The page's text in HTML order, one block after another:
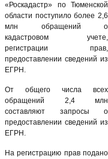
«Роскадастр» по Тюменской
области поступило более 2,6
млн обращений о
кадастровом учете,
регистрации прав,
предоставлении сведений из
ЕГРН.
От общего числа всех
обращений 2,4 млн
составляют запросы о
предоставлении сведений из
ЕГРН.
На регистрацию прав подано